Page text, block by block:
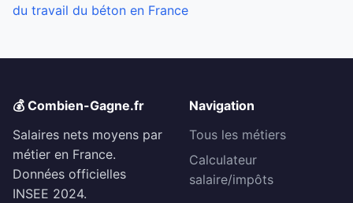
du travail du béton en France
💰 Combien-Gagne.fr
Salaires nets moyens par
métier en France.
Données officielles
INSEE 2024.
Navigation
Tous les métiers
Calculateur
salaire/impôts